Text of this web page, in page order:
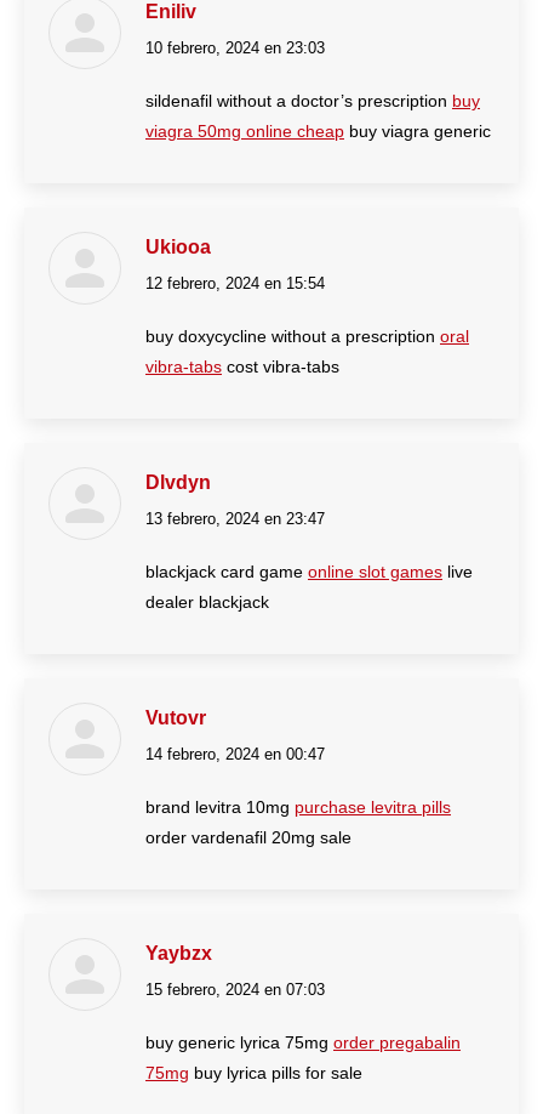
Eniliv
dice:
10 febrero, 2024 en 23:03
sildenafil without a doctor’s prescription buy
viagra 50mg online cheap buy viagra generic
Ukiooa
dice:
12 febrero, 2024 en 15:54
buy doxycycline without a prescription oral
vibra-tabs cost vibra-tabs
Dlvdyn
dice:
13 febrero, 2024 en 23:47
blackjack card game online slot games live
dealer blackjack
Vutovr
dice:
14 febrero, 2024 en 00:47
brand levitra 10mg purchase levitra pills
order vardenafil 20mg sale
Yaybzx
dice:
15 febrero, 2024 en 07:03
buy generic lyrica 75mg order pregabalin
75mg buy lyrica pills for sale